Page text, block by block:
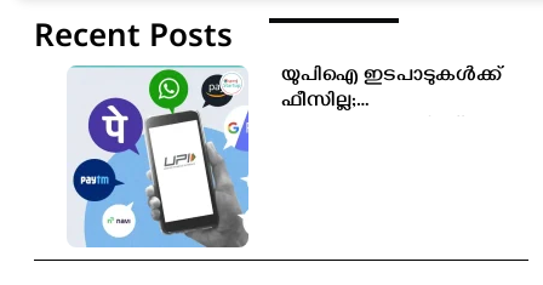
Recent Posts
യുപിഐ ഇടപാടുകൾക്ക്
ഫീസില്ല;